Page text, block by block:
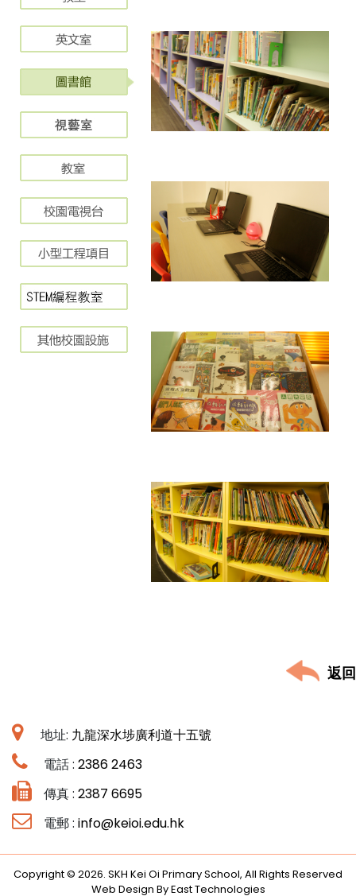
返回
地址: 九龍深水埗廣利道十五號
電話 : 2386 2463
傳真 : 2387 6695
電郵 : info@keioi.edu.hk
Copyright © 2026. SKH Kei Oi Primary School, All Rights Reserved
Web Design By East Technologies